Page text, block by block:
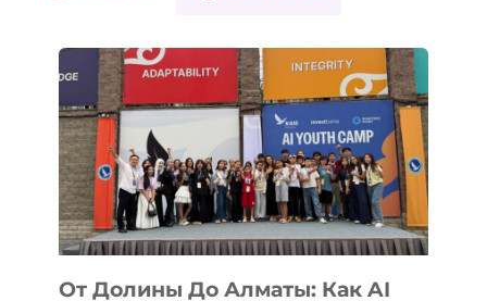
От Долины До Алматы: Как AI